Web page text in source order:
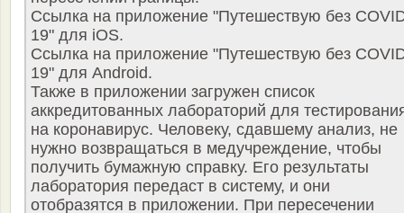
Ссылка на приложение "Путешествую без
19" для iOS.
Ссылка на приложение "Путешествую без
19" для Android.
Также в приложении загружен список
аккредитованных лабораторий для
на коронавирус. Человеку, сдавшему анализ, не
нужно возвращаться в медучреждение, чтобы
получить бумажную справку. Его результаты
лаборатория передаст в систему, и они
отобразятся в приложении. При пересечении